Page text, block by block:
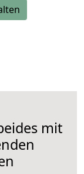
mit